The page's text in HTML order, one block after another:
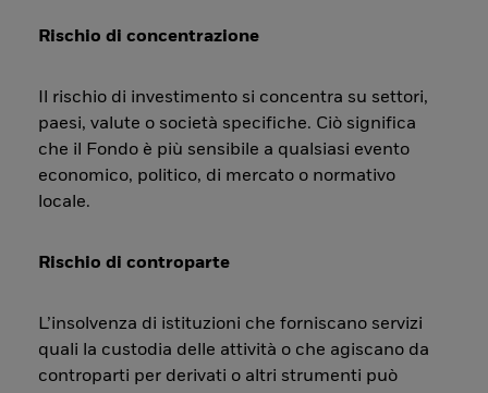
Rischio di concentrazione
Il rischio di investimento si concentra su settori,
paesi, valute o società specifiche. Ciò significa
che il Fondo è più sensibile a qualsiasi evento
economico, politico, di mercato o normativo
locale.
Rischio di controparte
L’insolvenza di istituzioni che forniscano servizi
quali la custodia delle attività o che agiscano da
controparti per derivati o altri strumenti può